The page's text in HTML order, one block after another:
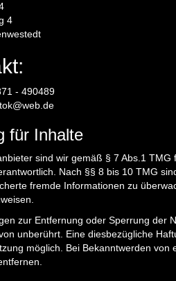
4
- 490489
für Inhalte
sind wir gemäß § 7 Abs.1
Nach §§ 8 bis 10 TMG
fremde Informationen zu
zur Entfernung oder Sperrung der
unberührt. Eine diesbezügliche
möglich. Bei Bekanntwerden